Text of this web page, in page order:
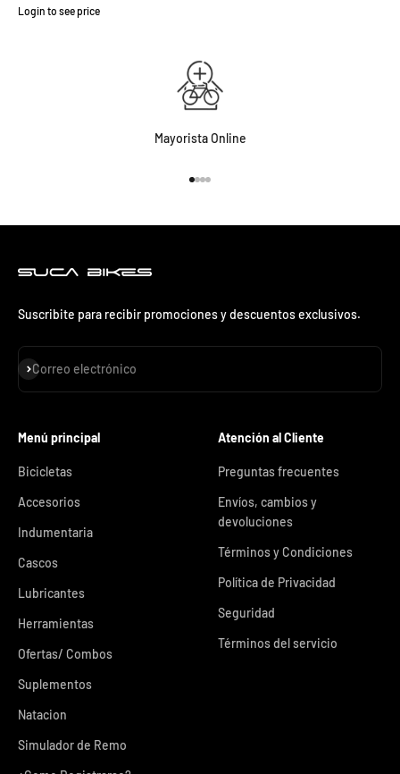
Precio de oferta
Login to see price
Mayorista Online
Suscribite para recibir promociones y descuentos exclusivos.
Correo electrónico
Suscribirse
Menú principal
Bicicletas
Accesorios
Indumentaria
Cascos
Lubricantes
Herramientas
Ofertas/ Combos
Suplementos
Natacion
Simulador de Remo
Atención al Cliente
Preguntas frecuentes
Envíos, cambios y
devoluciones
Términos y Condiciones
Política de Privacidad
Seguridad
Términos del servicio